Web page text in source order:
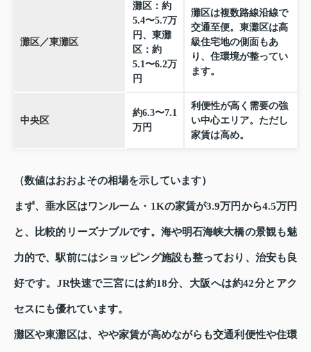
灘区／東灘区
灘区：約
5.4〜5.7万
円、東灘
区：約
5.1〜6.2万
円
灘区は複数路線沿線で
交通至便。東灘区は高
級住宅地の側面もあ
り、住環境が整ってい
ます。
中央区
約6.3〜7.1
万円
利便性が高く需要の強
い中心エリア。ただし
家賃は高め。
（数値はおおよその相場を示しています）
まず、垂水区はワンルーム・1Kの家賃が3.9万円から4.5万円
と、比較的リーズナブルです。海や明石海峡大橋の景観も魅
力的で、駅前にはショッピング施設も整っており、治安も良
好です。JR快速で三宮には約18分、大阪へは約42分とアク
セスにも優れています。
灘区や東灘区は、やや家賃が高めながらも交通利便性や住環